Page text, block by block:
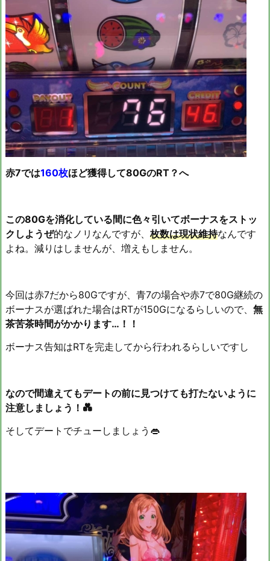
赤7では160枚ほど獲得して80GのRT？へ
この80Gを消化している間に色々引いてボーナスをストッ
クしようぜ的なノリなんですが、 枚数は現状維持なんです
よね。減りはしませんが、増えもしません。
今回は赤7だから80Gですが、青7の場合や赤7で80G継続の
ボーナスが選ばれた場合はRTが150Gになるらしいので、 無
茶苦茶時間がかかります…！！
ボーナス告知はRTを完走してから行われるらしいですし
なので間違えてもデートの前に見つけても打たないように
注意しましょう！💑
そしてデートでチューしましょう👄